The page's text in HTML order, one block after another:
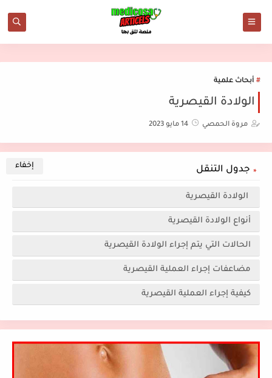
أبحاث علمية
الولادة القيصرية
مروة الحمصي 14 مايو 2023
جدول التنقل
الولادة القيصرية
أنواع الولادة القيصرية
الحالات التي يتم إجراء الولادة القيصرية
مضاعفات إجراء العملية القيصرية
كيفية إجراء العملية القيصرية